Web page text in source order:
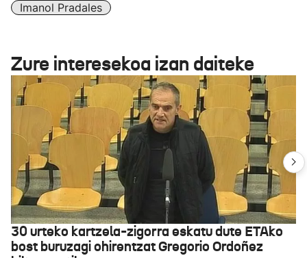
Imanol Pradales
Zure interesekoa izan daiteke
30 urteko kartzela-zigorra eskatu dute ETAko
bost buruzagi ohirentzat Gregorio Ordoñez